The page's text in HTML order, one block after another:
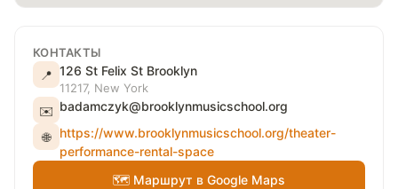
КОНТАКТЫ
📍 126 St Felix St Brooklyn
11217, New York
✉️ badamczyk@brooklynmusicschool.org
🌐
https://www.brooklynmusicschool.org/theater-
performance-rental-space
🗺 Маршрут в Google Maps